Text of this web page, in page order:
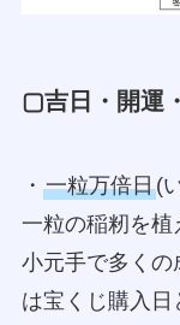
▢吉日・開運・
・ 一粒万倍日(
一粒の稲籾を植
小元手で多く
は宝くじ購入